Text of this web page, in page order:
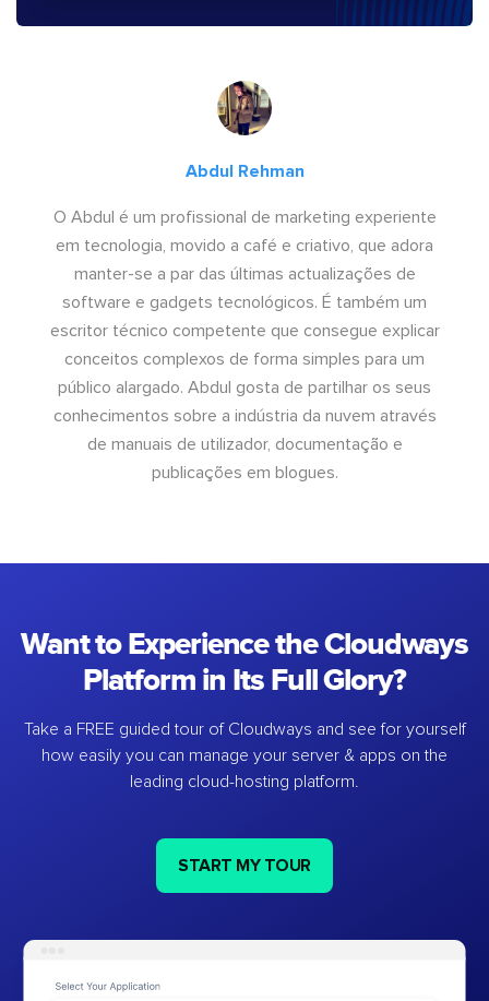
Abdul Rehman
O Abdul é um profissional de marketing experiente
em tecnologia, movido a café e criativo, que adora
manter-se a par das últimas actualizações de
software e gadgets tecnológicos. É também um
escritor técnico competente que consegue explicar
conceitos complexos de forma simples para um
público alargado. Abdul gosta de partilhar os seus
conhecimentos sobre a indústria da nuvem através
de manuais de utilizador, documentação e
publicações em blogues.
Want to Experience the Cloudways
Platform in Its Full Glory?
Take a FREE guided tour of Cloudways and see for yourself
how easily you can manage your server & apps on the
leading cloud-hosting platform.
START MY TOUR